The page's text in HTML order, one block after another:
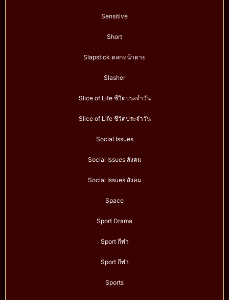
Sensitive
Short
Slapstick ตลกหน้าตาย
Slasher
Slice of Life ชีวิตประจำวัน
Slice of Life ชีวิตประจำวัน
Social Issues
Social Issues สังคม
Social Issues สังคม
Space
Sport Drama
Sport กีฬา
Sport กีฬา
Sports